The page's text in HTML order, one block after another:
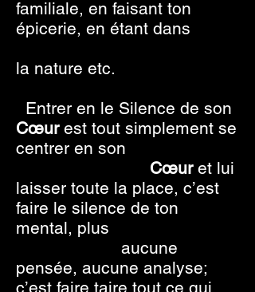
familiale, en faisant ton
épicerie, en étant dans
la nature etc.
Entrer en le Silence de son
Cœur est tout simplement se
centrer en son
Cœur et lui
laisser toute la place, c’est
faire le silence de ton
mental, plus
aucune
pensée, aucune analyse;
c’est faire taire tout ce qui